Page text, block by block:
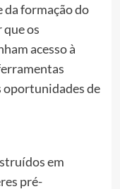
da formação do
os
acesso à
oportunidades de
em
pré-